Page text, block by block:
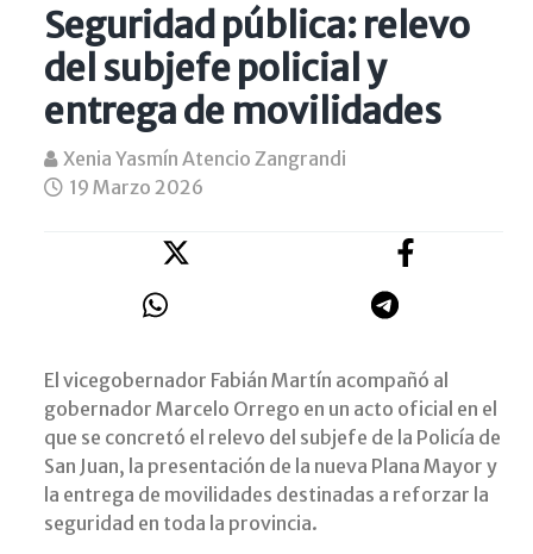
Seguridad pública: relevo
del subjefe policial y
entrega de movilidades
Xenia Yasmín Atencio Zangrandi
19 Marzo 2026
El vicegobernador Fabián Martín acompañó al
gobernador Marcelo Orrego en un acto oficial en el
que se concretó el relevo del subjefe de la Policía de
San Juan, la presentación de la nueva Plana Mayor y
la entrega de movilidades destinadas a reforzar la
seguridad en toda la provincia.